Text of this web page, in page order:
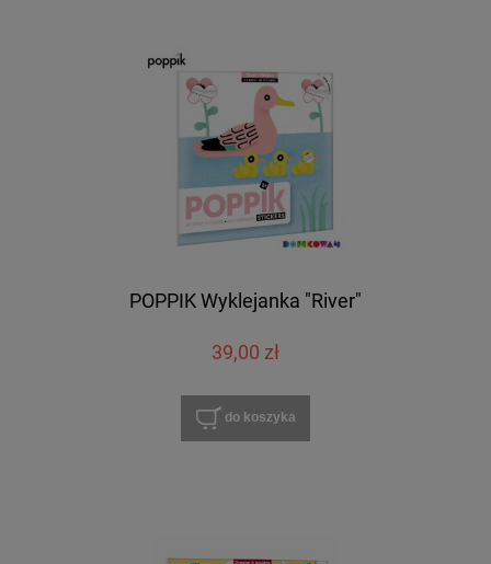
POPPIK Wyklejanka "River"
39,00 zł
do koszyka